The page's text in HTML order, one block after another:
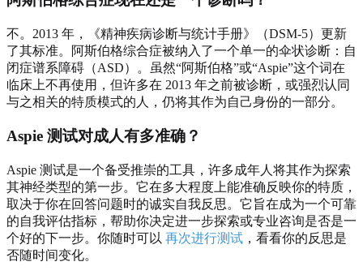
不。2013 年，《精神疾病诊断与统计手册》（DSM-5）更新
了其标准。阿斯伯格综合症被纳入了一个单一的伞状诊断：自
闭症谱系障碍（ASD）。虽然“阿斯伯格”或“Aspie”这个词在
临床上不再使用，但许多在 2013 年之前被诊断，或强烈认同
与之相关的特质模式的人，仍将其作为自己身份的一部分。
Aspie 测试对成人有多准确？
Aspie 测试是一个备受推崇的工具，许多成年人将其作为探索
其神经类型的第一步。它在多大程度上能准确反映你的特质，
取决于你在回答问题时的诚实自我反思。它旨在成为一个可靠
的自我评估指标，帮助你决定进一步探索或专业咨询是否是一
个好的下一步。你随时可以 再次进行测试 ，看看你的反思是
否随时间变化。